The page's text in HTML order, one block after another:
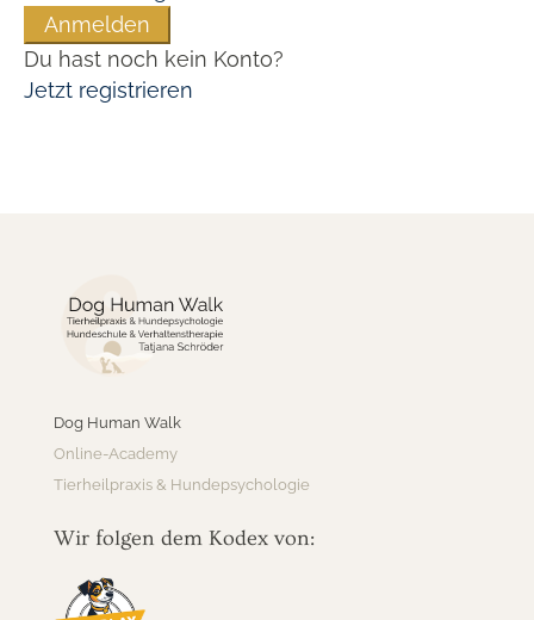
Anmelden
Du hast noch kein Konto?
Jetzt registrieren
Dog Human Walk
Online-Academy
Tierheilpraxis & Hundepsychologie
Wir folgen dem Kodex von: